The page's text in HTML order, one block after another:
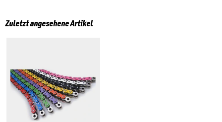
Zuletzt angesehene Artikel